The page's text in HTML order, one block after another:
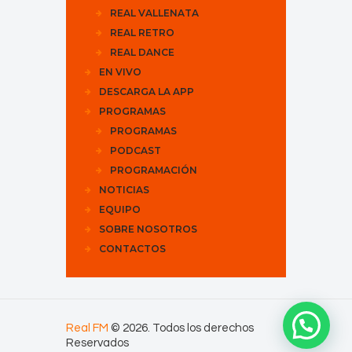
REAL VALLENATA
REAL RETRO
REAL DANCE
EN VIVO
DESCARGA LA APP
PROGRAMAS
PROGRAMAS
PODCAST
PROGRAMACIÓN
NOTICIAS
EQUIPO
SOBRE NOSOTROS
CONTACTOS
Real FM © 2026. Todos los derechos
Reservados